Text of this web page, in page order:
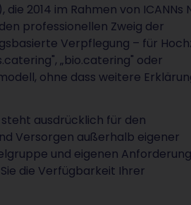
2014 im Rahmen von ICANNs
professionellen Zweig der
Verpflegung – für
„bio.catering" oder
ohne dass weitere
ausdrücklich für den
Versorgen außerhalb eigener
und eigenen
die Verfügbarkeit Ihrer